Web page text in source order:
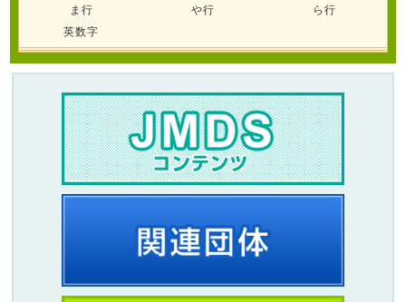
ま行
や行
ら行
英数字